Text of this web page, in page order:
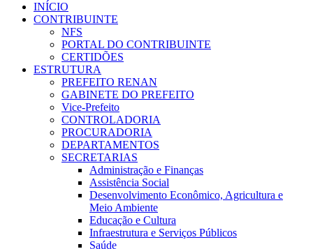
INÍCIO
CONTRIBUINTE
NFS
PORTAL DO CONTRIBUINTE
CERTIDÕES
ESTRUTURA
PREFEITO RENAN
GABINETE DO PREFEITO
Vice-Prefeito
CONTROLADORIA
PROCURADORIA
DEPARTAMENTOS
SECRETARIAS
Administração e Finanças
Assistência Social
Desenvolvimento Econômico, Agricultura e
Meio Ambiente
Educação e Cultura
Infraestrutura e Serviços Públicos
Saúde